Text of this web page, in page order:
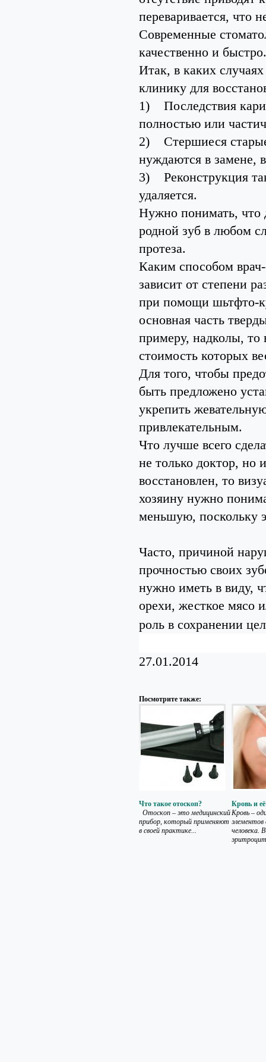
переваривается, что
Современные
качественно и быстро.
Итак, в каких
клинику для
1) Последствия
полностью или
2) Стершиеся
нуждаются в замене,
3) Реконструкция
удаляется.
Нужно понимать, что
родной зуб в любом
протеза.
Каким способом врач-
зависит от степени
при помощи шьтфто-
основная часть
примеру, надколы, то
стоимость которых
Для того, чтобы
быть предложено
укрепить
привлекательным.
Что лучше всего
не только доктор, но
восстановлен, то
хозяину нужно
меньшую, поскольку
Часто, причиной
прочностью своих
нужно иметь в виду,
орехи, жесткое мясо
роль в сохранении
27.01.2014
Посмотрите также:
Что такое отоскоп?
Отоскоп – это медицинский
прибор, который применяют
в своей практике...
Кровь и
Кровь –
элементов
человека.